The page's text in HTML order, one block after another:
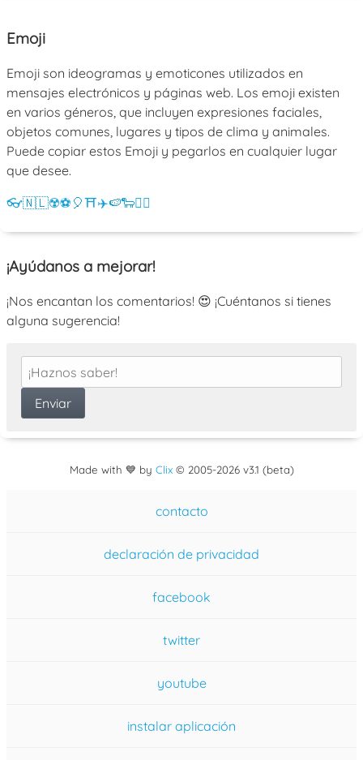
Emoji
Emoji son ideogramas y emoticones utilizados en
mensajes electrónicos y páginas web. Los emoji existen
en varios géneros, que incluyen expresiones faciales,
objetos comunes, lugares y tipos de clima y animales.
Puede copiar estos Emoji y pegarlos en cualquier lugar
que desee.
👓🇳🇱☢️⚽ 🎈⛩️✈️🍉🐑💁‍♀️
¡Ayúdanos a mejorar!
¡Nos encantan los comentarios! 😍 ¡Cuéntanos si tienes
alguna sugerencia!
Made with 💙 by Clix© 2005-2026 v3.1 (beta)
contacto
declaración de privacidad
facebook
twitter
youtube
instalar aplicación